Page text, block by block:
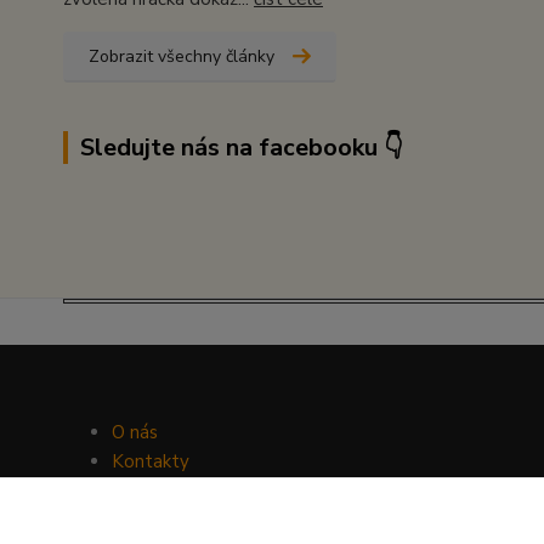
Zobrazit všechny články
Sledujte nás na facebooku 👇
O nás
Kontakty